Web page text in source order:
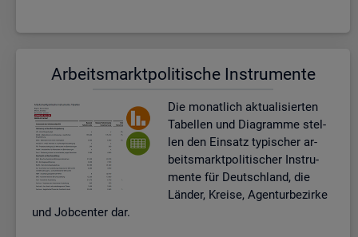
Ar­beits­markt­po­li­ti­sche In­stru­men­te
Die mo­nat­lich ak­tua­li­sier­ten
Ta­bel­len und Dia­gram­me stel­
len den Ein­satz ty­pi­scher ar­
beits­markt­po­li­ti­scher In­stru­
men­te für Deutsch­land, die
Län­der, Krei­se, Agen­tur­be­zir­ke
und Job­cen­ter dar.